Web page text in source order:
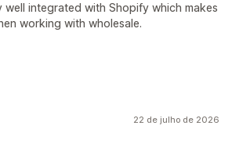
well integrated with Shopify which makes
working with wholesale.
22 de julho de 2026